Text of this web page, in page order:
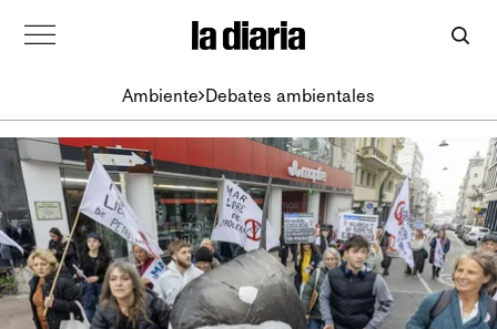
Ambiente Debates ambientales